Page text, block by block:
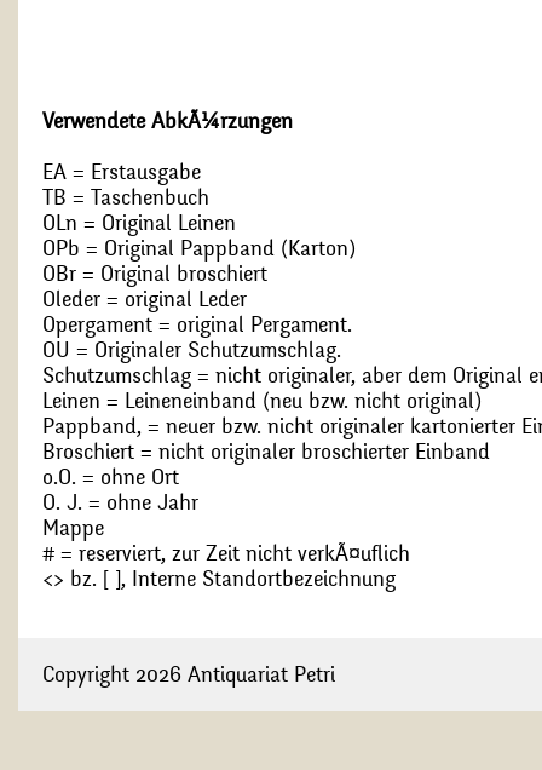
Verwendete AbkÃ¼rzungen
EA = Erstausgabe
TB = Taschenbuch
OLn = Original Leinen
OPb = Original Pappband (Karton)
OBr = Original broschiert
Oleder = original Leder
Opergament = original Pergament.
OU = Originaler Schutzumschlag.
Schutzumschlag = nicht originaler, aber dem Original
Leinen = Leineneinband (neu bzw. nicht original)
Pappband, = neuer bzw. nicht originaler kartonierter
Broschiert = nicht originaler broschierter Einband
o.O. = ohne Ort
O. J. = ohne Jahr
Mappe
# = reserviert, zur Zeit nicht verkÃ¤uflich
<> bz. [ ], Interne Standortbezeichnung
Copyright 2026 Antiquariat Petri